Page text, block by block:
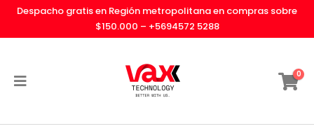
Despacho gratis en Región metropolitana en compras sobre
$150.000 – +5694572 5288
0